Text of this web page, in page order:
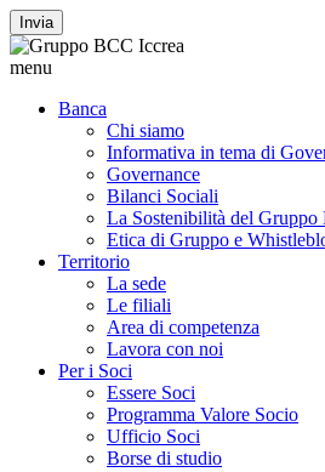
Invia
menu
Banca
Chi siamo
Informativa in tema di
Governance
Bilanci Sociali
La Sostenibilità del Gruppo
Etica di Gruppo e
Territorio
La sede
Le filiali
Area di competenza
Lavora con noi
Per i Soci
Essere Soci
Programma Valore Socio
Ufficio Soci
Borse di studio